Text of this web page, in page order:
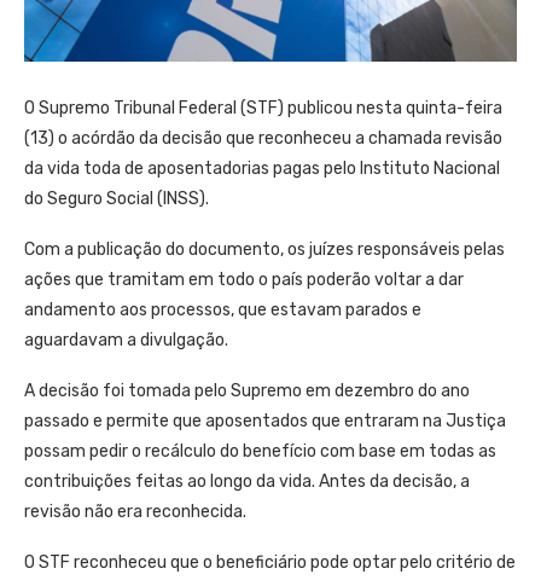
O Supremo Tribunal Federal (STF) publicou nesta quinta-feira
(13) o acórdão da decisão que reconheceu a chamada revisão
da vida toda de aposentadorias pagas pelo Instituto Nacional
do Seguro Social (INSS).
Com a publicação do documento, os juízes responsáveis pelas
ações que tramitam em todo o país poderão voltar a dar
andamento aos processos, que estavam parados e
aguardavam a divulgação.
A decisão foi tomada pelo Supremo em dezembro do ano
passado e permite que aposentados que entraram na Justiça
possam pedir o recálculo do benefício com base em todas as
contribuições feitas ao longo da vida. Antes da decisão, a
revisão não era reconhecida.
O STF reconheceu que o beneficiário pode optar pelo critério de